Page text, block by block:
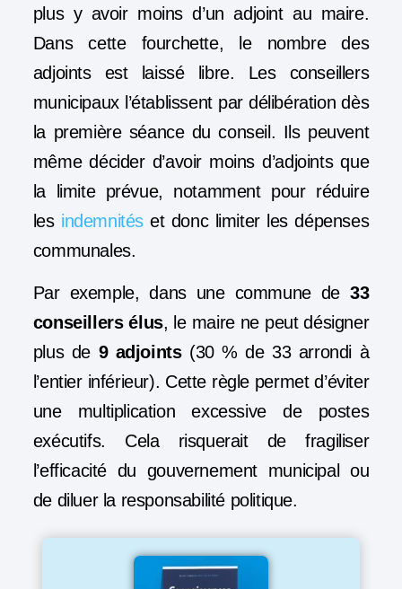
plus y avoir moins d’un adjoint au maire.
Dans cette fourchette, le nombre des
adjoints est laissé libre. Les conseillers
municipaux l’établissent par délibération dès
la première séance du conseil. Ils peuvent
même décider d’avoir moins d’adjoints que
la limite prévue, notamment pour réduire
les indemnités et donc limiter les dépenses
communales.
Par exemple, dans une commune de 33
conseillers élus, le maire ne peut désigner
plus de 9 adjoints(30 % de 33 arrondi à
l’entier inférieur). Cette règle permet d’éviter
une multiplication excessive de postes
exécutifs. Cela risquerait de fragiliser
l’efficacité du gouvernement municipal ou
de diluer la responsabilité politique.